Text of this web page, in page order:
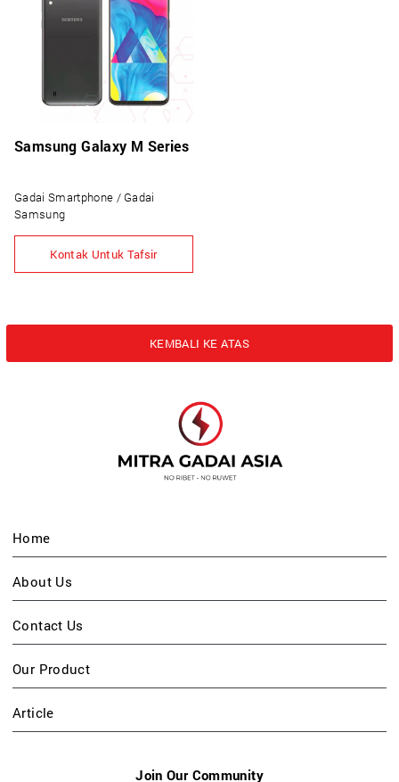
Samsung Galaxy M Series
Gadai Smartphone / Gadai
Samsung
Kontak Untuk Tafsir
KEMBALI KE ATAS
Home
About Us
Contact Us
Our Product
Article
Join Our Community